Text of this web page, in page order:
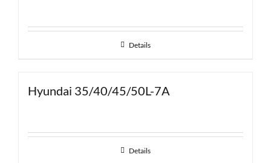
Details
Hyundai 35/40/45/50L-7A
Details